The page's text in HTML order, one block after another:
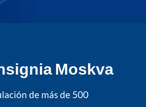
Moskva
de más de 500